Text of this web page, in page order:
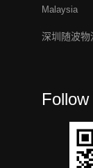
Malaysia |
深圳随波物
Follow